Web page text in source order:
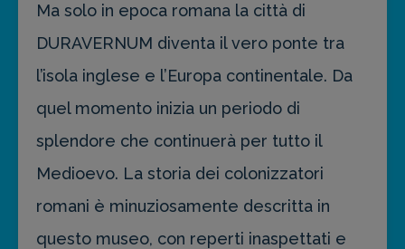
Ma solo in epoca romana la città di
DURAVERNUM diventa il vero ponte tra
l’isola inglese e l’Europa continentale. Da
quel momento inizia un periodo di
splendore che continuerà per tutto il
Medioevo. La storia dei colonizzatori
romani è minuziosamente descritta in
questo museo, con reperti inaspettati e